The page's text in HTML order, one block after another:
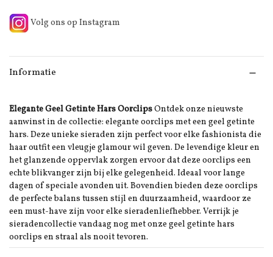
Volg ons op Instagram
Informatie
Elegante Geel Getinte Hars OorclipsOntdek onze nieuwste
aanwinst in de collectie: elegante oorclips met een geel getinte
hars. Deze unieke sieraden zijn perfect voor elke fashionista die
haar outfit een vleugje glamour wil geven. De levendige kleur en
het glanzende oppervlak zorgen ervoor dat deze oorclips een
echte blikvanger zijn bij elke gelegenheid. Ideaal voor lange
dagen of speciale avonden uit. Bovendien bieden deze oorclips
de perfecte balans tussen stijl en duurzaamheid, waardoor ze
een must-have zijn voor elke sieradenliefhebber. Verrijk je
sieradencollectie vandaag nog met onze geel getinte hars
oorclips en straal als nooit tevoren.